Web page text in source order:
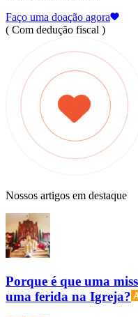
Faço uma doação agora
( Com dedução fiscal )
Nossos artigos em destaque
Porque é que uma
uma ferida na Igreja?